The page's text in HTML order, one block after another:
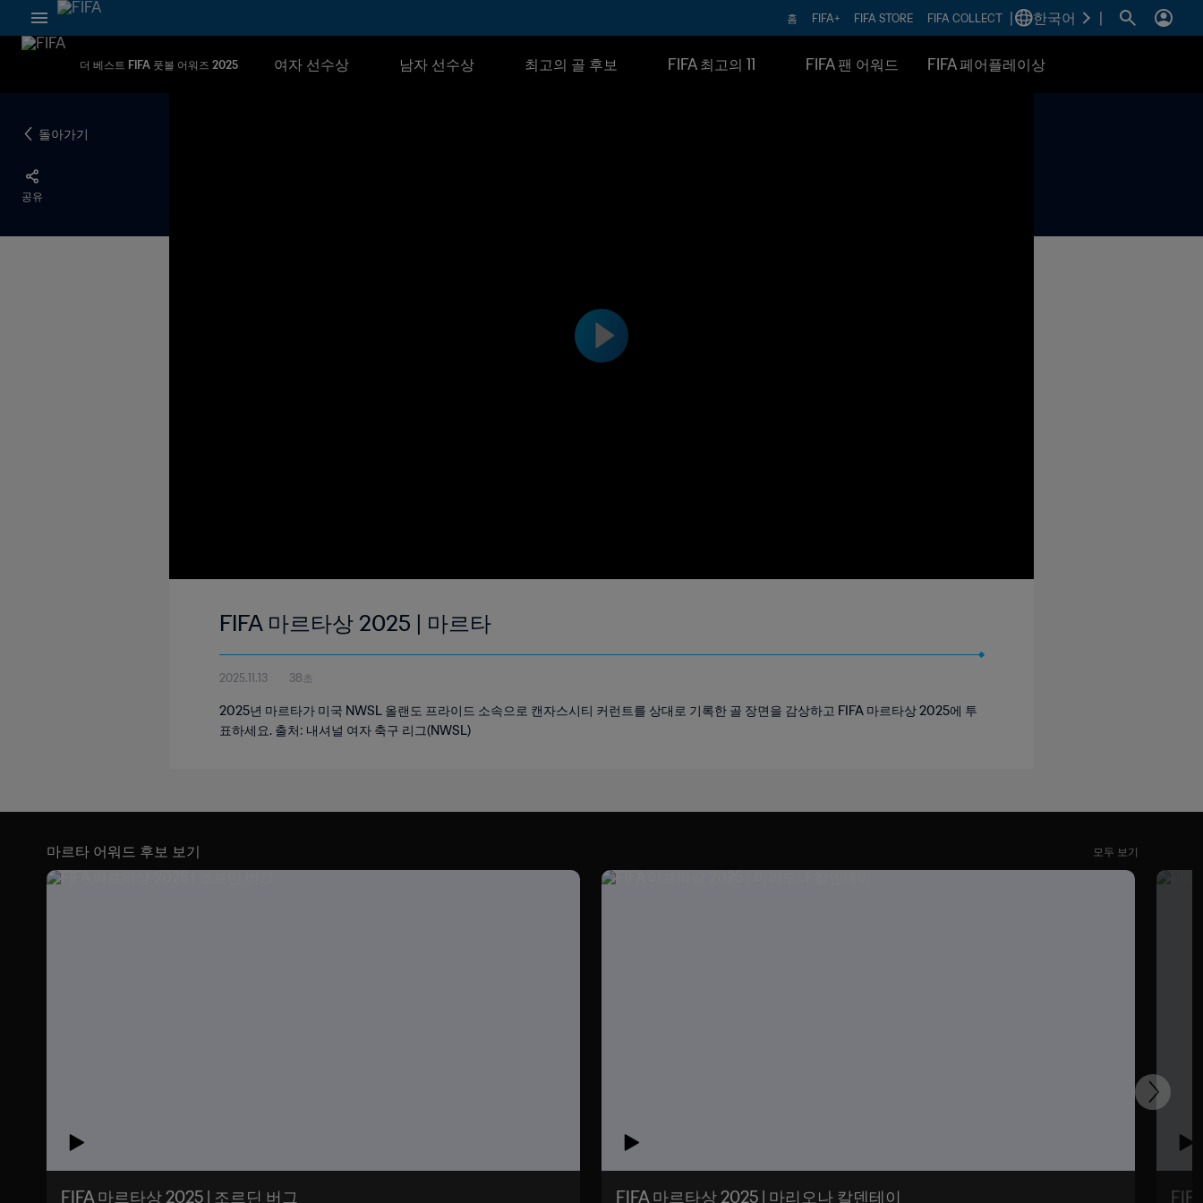
홈 FIFA+ FIFA STORE FIFA COLLECT 한국어
더 베스트 FIFA 풋볼 어워즈 2025 여자 선수상 남자 선수상 최고의 골 후보 FIFA 최고의 11 FIFA 팬 어워드 FIFA 페어플레이상
돌아가기
공유
FIFA 마르타상 2025 | 마르타
2025.11.13 38초
2025년 마르타가 미국 NWSL 올랜도 프라이드 소속으로 캔자스시티 커런트를 상대로 기록한 골 장면을 감상하고 FIFA 마르타상 2025에 투
표하세요. 출처: 내셔널 여자 축구 리그(NWSL)
마르타 어워드 후보 보기 모두 보기
FIFA 마르타상 2025 | 조르딘 버그 FIFA 마르타상 2025 | 마리오나 칼덴테이
다
음